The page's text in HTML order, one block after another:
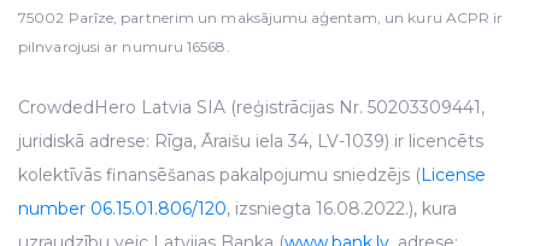
75002 Parīze, partnerim un maksājumu aģentam, un kuru ACPR ir
pilnvarojusi ar numuru 16568.
CrowdedHero Latvia SIA (reģistrācijas Nr. 50203309441,
juridiskā adrese: Rīga, Āraišu iela 34, LV-1039) ir licencēts
kolektīvās finansēšanas pakalpojumu sniedzējs (License
number 06.15.01.806/120, izsniegta 16.08.2022.), kura